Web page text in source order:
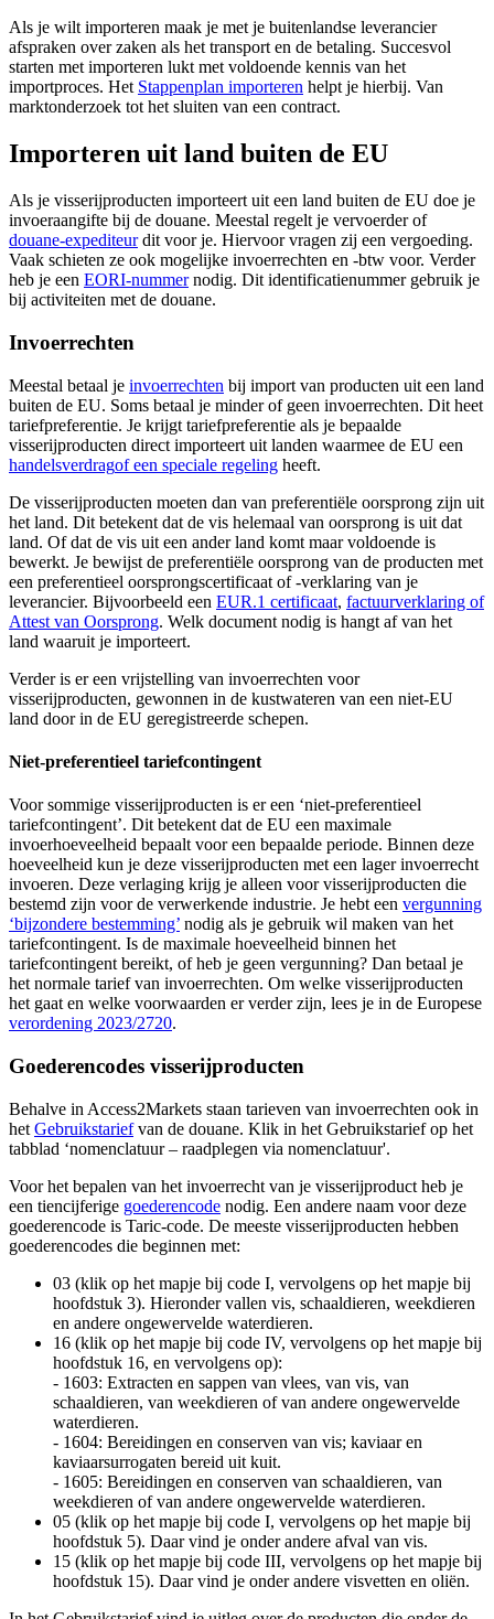
Als je wilt importeren maak je met je buitenlandse leverancier
afspraken over zaken als het transport en de betaling. Succesvol
starten met importeren lukt met voldoende kennis van het
importproces. Het Stappenplan importeren helpt je hierbij. Van
marktonderzoek tot het sluiten van een contract.
Importeren uit land buiten de EU
Als je visserijproducten importeert uit een land buiten de EU doe je
invoeraangifte bij de douane. Meestal regelt je vervoerder of
douane-expediteurdit voor je. Hiervoor vragen zij een vergoeding.
Vaak schieten ze ook mogelijke invoerrechten en -btw voor. Verder
heb je een EORI-nummernodig. Dit identificatienummer gebruik je
bij activiteiten met de douane.
Invoerrechten
Meestal betaal je invoerrechten bij import van producten uit een land
buiten de EU. Soms betaal je minder of geen invoerrechten. Dit heet
tariefpreferentie. Je krijgt tariefpreferentie als je bepaalde
visserijproducten direct importeert uit landen waarmee de EU een
handelsverdragof een speciale regeling heeft.
De visserijproducten moeten dan van preferentiële oorsprong zijn uit
het land. Dit betekent dat de vis helemaal van oorsprong is uit dat
land. Of dat de vis uit een ander land komt maar voldoende is
bewerkt. Je bewijst de preferentiële oorsprong van de producten met
een preferentieel oorsprongscertificaat of -verklaring van je
leverancier. Bijvoorbeeld een EUR.1 certificaat, factuurverklaring of
Attest van Oorsprong. Welk document nodig is hangt af van het
land waaruit je importeert.
Verder is er een vrijstelling van invoerrechten voor
visserijproducten, gewonnen in de kustwateren van een niet-EU
land door in de EU geregistreerde schepen.
Niet-preferentieel tariefcontingent
Voor sommige visserijproducten is er een ‘niet-preferentieel
tariefcontingent’. Dit betekent dat de EU een maximale
invoerhoeveelheid bepaalt voor een bepaalde periode. Binnen deze
hoeveelheid kun je deze visserijproducten met een lager invoerrecht
invoeren. Deze verlaging krijg je alleen voor visserijproducten die
bestemd zijn voor de verwerkende industrie. Je hebt een vergunning
‘bijzondere bestemming’ nodig als je gebruik wil maken van het
tariefcontingent. Is de maximale hoeveelheid binnen het
tariefcontingent bereikt, of heb je geen vergunning? Dan betaal je
het normale tarief van invoerrechten. Om welke visserijproducten
het gaat en welke voorwaarden er verder zijn, lees je in de Europese
verordening 2023/2720.
Goederencodes visserijproducten
Behalve in Access2Markets staan tarieven van invoerrechten ook in
het Gebruikstariefvan de douane. Klik in het Gebruikstarief op het
tabblad ‘nomenclatuur – raadplegen via nomenclatuur'.
Voor het bepalen van het invoerrecht van je visserijproduct heb je
een tiencijferige goederencode nodig. Een andere naam voor deze
goederencode is Taric-code. De meeste visserijproducten hebben
goederencodes die beginnen met:
03 (klik op het mapje bij code I, vervolgens op het mapje bij
hoofdstuk 3). Hieronder vallen vis, schaaldieren, weekdieren
en andere ongewervelde waterdieren.
16 (klik op het mapje bij code IV, vervolgens op het mapje bij
hoofdstuk 16, en vervolgens op):
- 1603: Extracten en sappen van vlees, van vis, van
schaaldieren, van weekdieren of van andere ongewervelde
waterdieren.
- 1604: Bereidingen en conserven van vis; kaviaar en
kaviaarsurrogaten bereid uit kuit.
- 1605: Bereidingen en conserven van schaaldieren, van
weekdieren of van andere ongewervelde waterdieren.
05 (klik op het mapje bij code I, vervolgens op het mapje bij
hoofdstuk 5). Daar vind je onder andere afval van vis.
15 (klik op het mapje bij code III, vervolgens op het mapje bij
hoofdstuk 15). Daar vind je onder andere visvetten en oliën.